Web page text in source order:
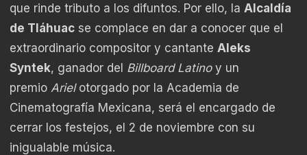
que rinde tributo a los difuntos. Por ello, la Alcaldía
de Tláhuac se complace en dar a conocer que el
extraordinario compositor y cantante Aleks
Syntek, ganador del Billboard Latinoy un
premio Arielotorgado por la Academia de
Cinematografía Mexicana, será el encargado de
cerrar los festejos, el 2 de noviembre con su
inigualable música.